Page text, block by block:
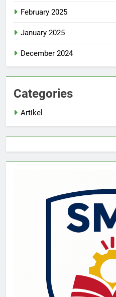
February 2025
January 2025
December 2024
Categories
Artikel